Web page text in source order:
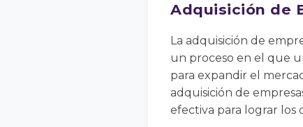
Adquisición de
La adquisición de
un proceso en el que
para expandir el
adquisición de
efectiva para lograr los